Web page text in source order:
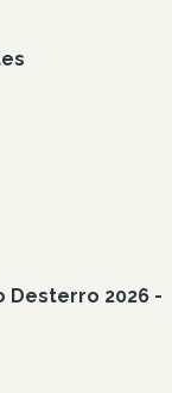
Desterro 2026 -